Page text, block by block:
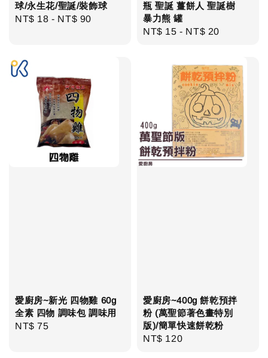
球/永生花/聖誕/裝飾球
Regular
NT$ 18 - NT$ 90
瓶 聖誕 薑餅人 聖誕樹
暴力熊 罐
Regular
NT$ 15 - NT$ 20
愛廚房~新光 四物雞 60g
全素 四物 調味包 調味用
Regular
NT$ 75
愛廚房~400g 餅乾預拌
粉 (萬聖節著色畫特別
版)/簡單快速餅乾粉
Regular
NT$ 120